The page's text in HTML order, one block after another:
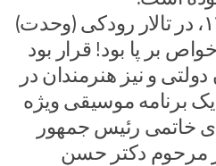
در بهمن ماه سال ۱۳۷۷، در تالار رودکی (وحدت)
بر پا بود! قرار بود
و نیز هنرمندان در
یک برنامه موسیقی ویژه
خاتمی رئیس جمهور
مرحوم دکتر حسن